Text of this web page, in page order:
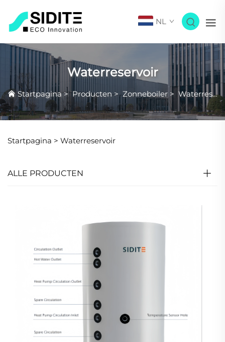
NL
Waterreservoir
Startpagina>Producten>Zonneboiler > Waterreservoir
Startpagina > Waterreservoir
ALLE PRODUCTEN